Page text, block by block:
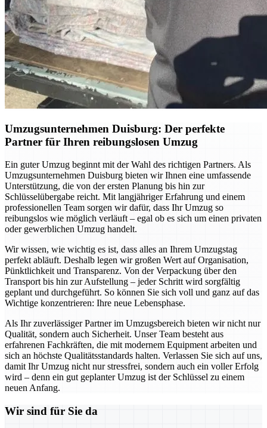
Umzugsunternehmen Duisburg: Der perfekte
Partner für Ihren reibungslosen Umzug
Ein guter Umzug beginnt mit der Wahl des richtigen Partners. Als
Umzugsunternehmen Duisburg bieten wir Ihnen eine umfassende
Unterstützung, die von der ersten Planung bis hin zur
Schlüsselübergabe reicht. Mit langjähriger Erfahrung und einem
professionellen Team sorgen wir dafür, dass Ihr Umzug so
reibungslos wie möglich verläuft – egal ob es sich um einen privaten
oder gewerblichen Umzug handelt.
Wir wissen, wie wichtig es ist, dass alles an Ihrem Umzugstag
perfekt abläuft. Deshalb legen wir großen Wert auf Organisation,
Pünktlichkeit und Transparenz. Von der Verpackung über den
Transport bis hin zur Aufstellung – jeder Schritt wird sorgfältig
geplant und durchgeführt. So können Sie sich voll und ganz auf das
Wichtige konzentrieren: Ihre neue Lebensphase.
Als Ihr zuverlässiger Partner im Umzugsbereich bieten wir nicht nur
Qualität, sondern auch Sicherheit. Unser Team besteht aus
erfahrenen Fachkräften, die mit modernem Equipment arbeiten und
sich an höchste Qualitätsstandards halten. Verlassen Sie sich auf uns,
damit Ihr Umzug nicht nur stressfrei, sondern auch ein voller Erfolg
wird – denn ein gut geplanter Umzug ist der Schlüssel zu einem
neuen Anfang.
Wir sind für Sie da